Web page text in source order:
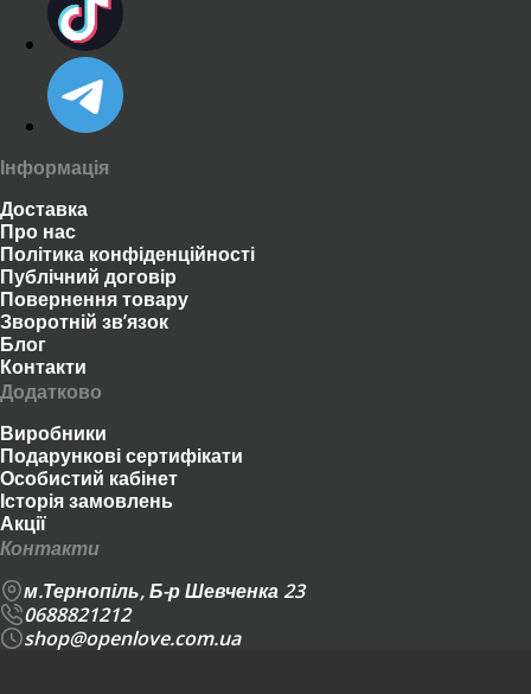
Інформація
Доставка
Про нас
Політика конфіденційності
Публічний договір
Повернення товару
Зворотній зв’язок
Блог
Контакти
Додатково
Виробники
Подарункові сертифікати
Особистий кабінет
Історія замовлень
Акції
Контакти
м.Тернопіль, Б-р Шевченка 23
0688821212
shop@openlove.com.ua